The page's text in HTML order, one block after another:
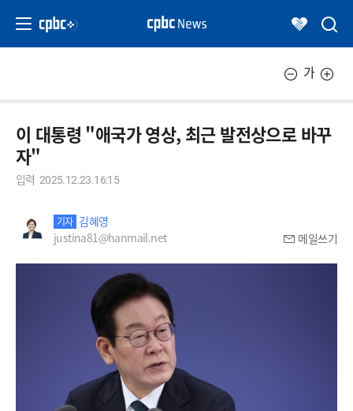
가
이 대통령 "애국가 영상, 최근 발전상으로 바꾸
자"
입력 2025.12.23.16:15
기자 김혜영
justina81@hanmail.net
메일쓰기